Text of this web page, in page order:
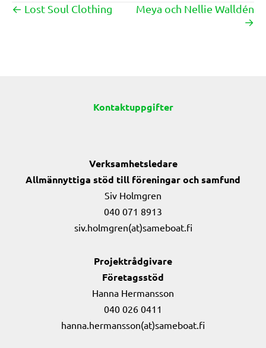
Posts
← Lost Soul Clothing
Meya och Nellie Walldén
→
Kontaktuppgifter
Verksamhetsledare
Allmännyttiga stöd till föreningar och samfund
Siv Holmgren
040 071 8913
siv.holmgren(at)sameboat.fi
Projektrådgivare
Företagsstöd
Hanna Hermansson
040 026 0411
hanna.hermansson(at)sameboat.fi